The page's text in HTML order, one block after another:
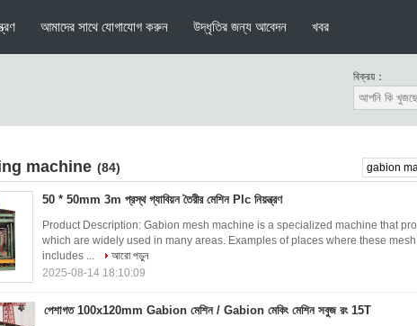
আমাদের সাথে যোগাযোগ করুন উদ্ধৃতির জন্য আবেদন খবর
বিক্রয়：
machine (84)
50 * 50mm 3m প্রস্থ গ্যাবিয়ন তৈরীর মেশিন Plc নিয়ন্ত্রণ
Product Description: Gabion mesh machine is a specialized machine that
which are widely used in many areas. Examples of places where these
includes ...
আরো পড়ুন
2025-08-14 18:10:09
পেশাগত 100x120mm Gabion মেশিন / Gabion মেকিং মেশিন সবুজ রং 15T